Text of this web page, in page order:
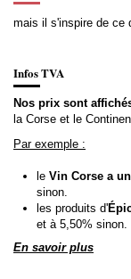
mais il s'inspire de ce
Infos TVA
Nos prix sont
la Corse et le
Par exemple :
le Vin Corse a
sinon.
les produits d'
et à 5,50% sinon.
En savoir plus